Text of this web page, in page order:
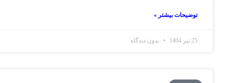
توضیحات بیشتر »
25 تیر 1404 بدون دیدگاه